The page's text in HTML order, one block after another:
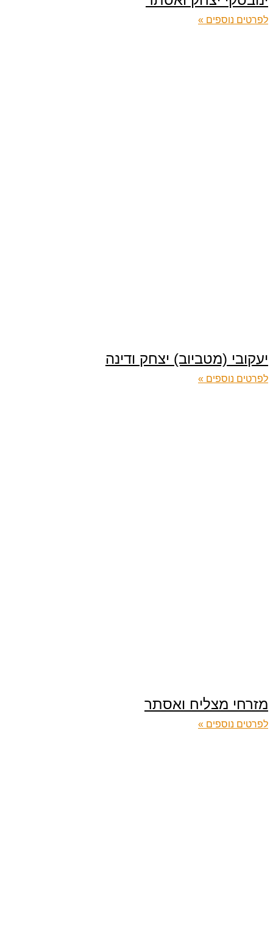
לפרטים נוספים »
יעקובי (מטביוב) יצחק ודינה
לפרטים נוספים »
מזרחי מצליח ואסתר
לפרטים נוספים »